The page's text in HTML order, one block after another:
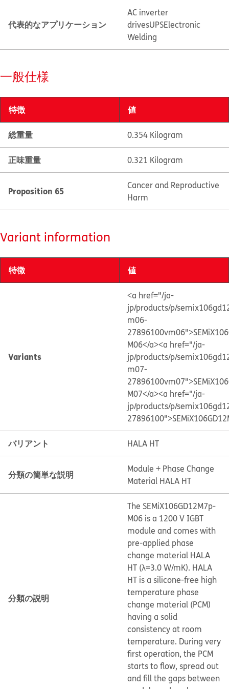
代表的なアプリケーション
AC inverter
drivesUPSElectronic
Welding
一般仕様
特徴 値
総重量 0.354 Kilogram
正味重量 0.321 Kilogram
Proposition 65
Cancer and Reproductive
Harm
Variant information
特徴 値
Variants
<a href="/ja-
jp/products/p/
m06-
M06</a><a href="/ja-
jp/products/p/
m07-
M07</a><a href="/ja-
jp/products/p/
バリアント HALA HT
分類の簡単な説明
Module + Phase Change
Material HALA HT
分類の説明
The SEMiX106GD12M7p-
M06 is a 1200 V IGBT
module and comes with
pre-applied phase
change material HALA
HT (λ=3.0 W/mK). HALA
HT is a silicone-free high
temperature phase
change material (PCM)
having a solid
consistency at room
temperature. During very
first operation, the PCM
starts to flow, spread out
and fill the gaps between